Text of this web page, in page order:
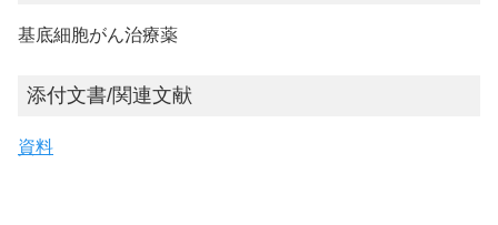
基底細胞がん治療薬
添付文書/関連文献
資料